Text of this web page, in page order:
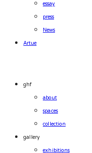
essay
press
News
Artue
ghf
about
spaces
collection
gallery